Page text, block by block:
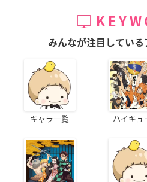
みんなが注目している
キャラ一覧 ハイキュ